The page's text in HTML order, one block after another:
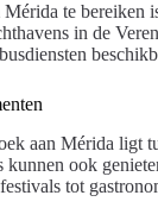
Mérida te
in de
aan Mérida ligt
ook
tot